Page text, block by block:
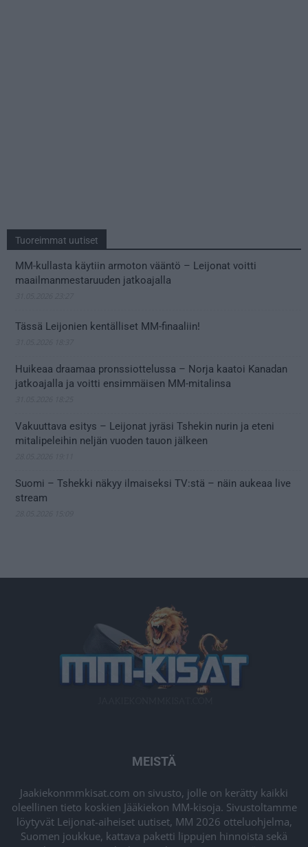
Tuoreimmat uutiset
MM-kullasta käytiin armoton vääntö – Leijonat voitti
maailmanmestaruuden jatkoajalla
Tässä Leijonien kentälliset MM-finaaliin!
Huikeaa draamaa pronssiottelussa – Norja kaatoi Kanadan
jatkoajalla ja voitti ensimmäisen MM-mitalinsa
Vakuuttava esitys – Leijonat jyräsi Tshekin nurin ja eteni
mitalipeleihin neljän vuoden tauon jälkeen
Suomi – Tshekki näkyy ilmaiseksi TV:stä – näin aukeaa live
stream
MEISTÄ
Jaakiekonmmkisat.com on sivusto, jolle on kerätty kaikki
oleellinen tieto koskien Jääkiekon MM-kisoja. Sivustoltamme
löytyvät Leijonat-aiheiset uutiset, MM 2026 otteluohjelma,
Suomen joukkue, kattava paketti lippujen hinnoista sekä